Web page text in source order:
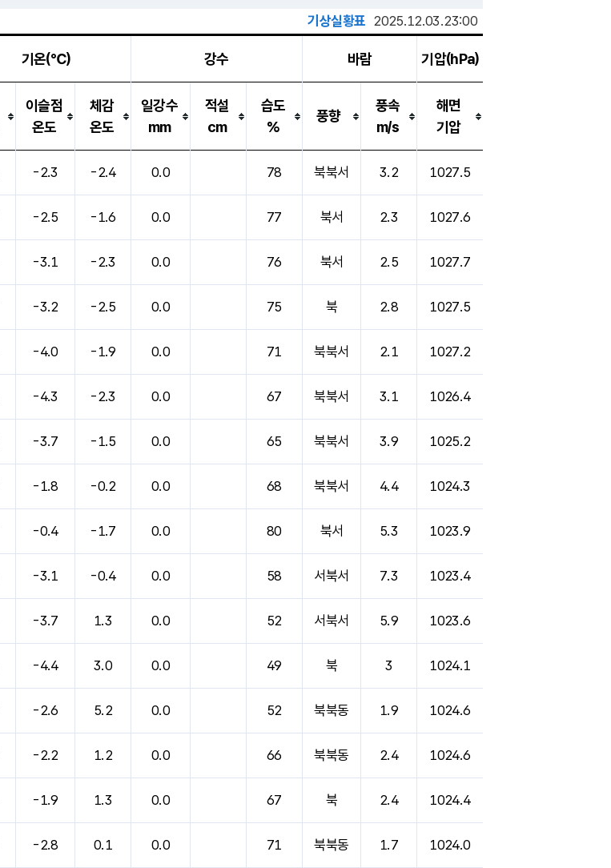
기상실황표 2025.12.03.23:00
기온(℃) 강수 바람 기압(hPa)
이슬점
온도
체감
온도
일강수
mm
적설
cm
습도
%
풍향
풍속
m/s
해면
기압
-2.3 -2.4 0.0 78 북북서 3.2 1027.5
-2.5 -1.6 0.0 77 북서 2.3 1027.6
-3.1 -2.3 0.0 76 북서 2.5 1027.7
-3.2 -2.5 0.0 75 북 2.8 1027.5
-4.0 -1.9 0.0 71 북북서 2.1 1027.2
-4.3 -2.3 0.0 67 북북서 3.1 1026.4
-3.7 -1.5 0.0 65 북북서 3.9 1025.2
-1.8 -0.2 0.0 68 북북서 4.4 1024.3
-0.4 -1.7 0.0 80 북서 5.3 1023.9
-3.1 -0.4 0.0 58 서북서 7.3 1023.4
-3.7 1.3 0.0 52 서북서 5.9 1023.6
-4.4 3.0 0.0 49 북 3 1024.1
-2.6 5.2 0.0 52 북북동 1.9 1024.6
-2.2 1.2 0.0 66 북북동 2.4 1024.6
-1.9 1.3 0.0 67 북 2.4 1024.4
-2.8 0.1 0.0 71 북북동 1.7 1024.0